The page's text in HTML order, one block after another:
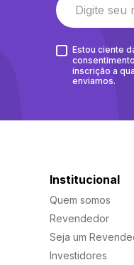
Estou ciente
inscrição a
enviamos.
Institucional
Quem somos
Revendedor
Seja um
Investidores